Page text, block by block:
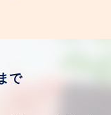
で